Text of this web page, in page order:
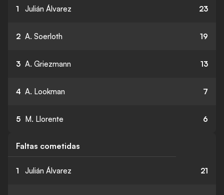
1 Julián Álvarez 23
2 A. Soerloth 19
3 A. Griezmann 13
4 A. Lookman 7
5 M. Llorente 6
Faltas cometidas
1 Julián Álvarez 21